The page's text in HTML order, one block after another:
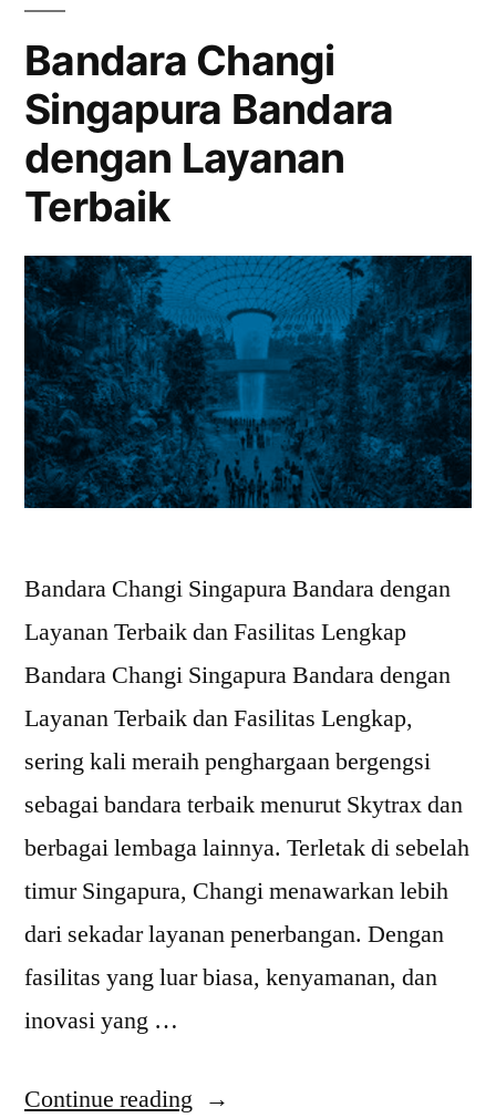
Bandara Changi
Singapura Bandara
dengan Layanan
Terbaik
Bandara Changi Singapura Bandara dengan
Layanan Terbaik dan Fasilitas Lengkap
Bandara Changi Singapura Bandara dengan
Layanan Terbaik dan Fasilitas Lengkap,
sering kali meraih penghargaan bergengsi
sebagai bandara terbaik menurut Skytrax dan
berbagai lembaga lainnya. Terletak di sebelah
timur Singapura, Changi menawarkan lebih
dari sekadar layanan penerbangan. Dengan
fasilitas yang luar biasa, kenyamanan, dan
inovasi yang …
Continue reading “Bandara